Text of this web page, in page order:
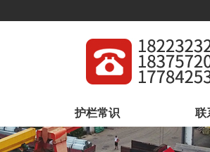
护栏常识 联